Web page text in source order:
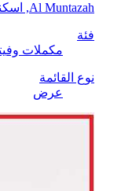
Al Muntazah, اسكندرية
فئة
مكملات
نوع القائمة
عرض